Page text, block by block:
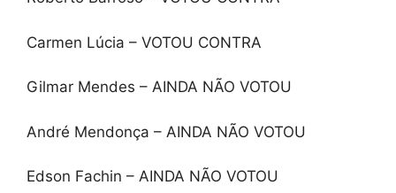
Carmen Lúcia – VOTOU CONTRA
Gilmar Mendes – AINDA NÃO VOTOU
André Mendonça – AINDA NÃO VOTOU
Edson Fachin – AINDA NÃO VOTOU